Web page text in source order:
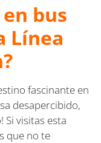
bus
Línea
fascinante en
desapercibido,
Si visitas esta
que no te